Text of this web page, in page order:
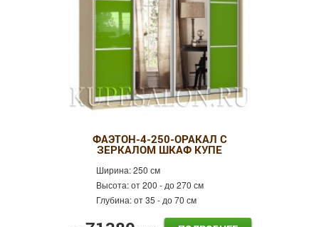
ФАЭТОН-4-250-ОРАКАЛ С
ЗЕРКАЛОМ ШКАФ КУПЕ
Ширина:250 см
Высота:от 200 - до 270 см
Глубина:от 35 - до 70 см